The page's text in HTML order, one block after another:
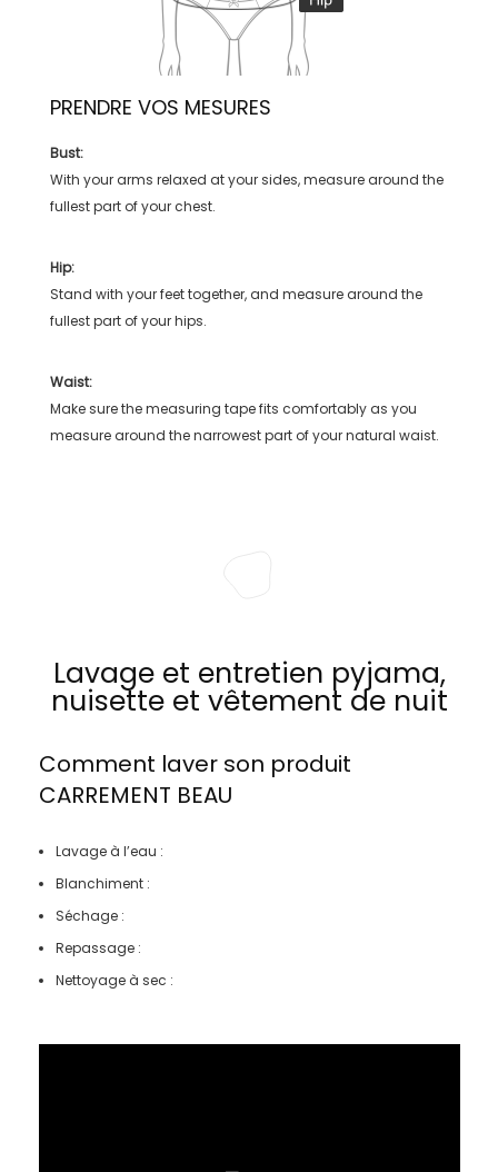
PRENDRE VOS MESURES
Bust:
With your arms relaxed at your sides, measure around the
fullest part of your chest.
Hip:
Stand with your feet together, and measure around the
fullest part of your hips.
Waist:
Make sure the measuring tape fits comfortably as you
measure around the narrowest part of your natural waist.
Lavage et entretien pyjama,
nuisette et vêtement de nuit
Comment laver son produit
CARREMENT BEAU
Lavage à l’eau :
Blanchiment :
Séchage :
Repassage :
Nettoyage à sec :